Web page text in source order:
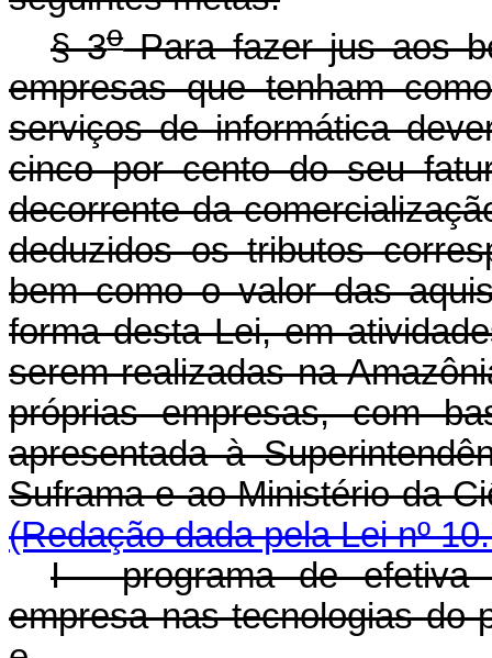
§ 3oPara fazer jus aos
empresas que tenham
serviços de informática
cinco por cento do seu
decorrente da
deduzidos os tributos
bem como o valor das
forma desta Lei, em
serem realizadas na
próprias empresas, com
apresentada à
Suframa e ao
(Redação dada pela Lei nº
I - programa de efetiva
empresa nas tecnologias do